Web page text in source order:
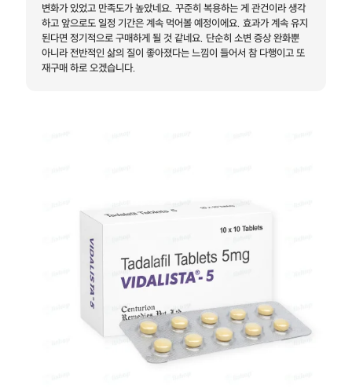
변화가 있었고 만족도가 높았네요. 꾸준히 복용하는 게 관건이라 생각
하고 앞으로도 일정 기간은 계속 먹어볼 예정이에요. 효과가 계속 유지
된다면 정기적으로 구매하게 될 것 같네요. 단순히 소변 증상 완화뿐
아니라 전반적인 삶의 질이 좋아졌다는 느낌이 들어서 참 다행이고 또
재구매 하로 오겠습니다.